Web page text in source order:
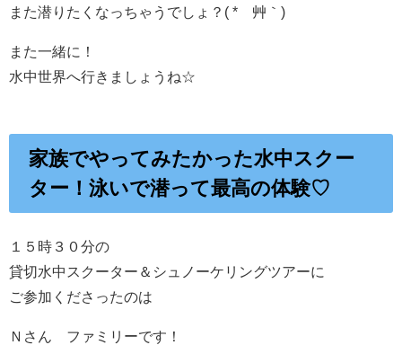
また潜りたくなっちゃうでしょ？( *´艸｀)
また一緒に！
水中世界へ行きましょうね☆
家族でやってみたかった水中スクー
ター！泳いで潜って最高の体験♡
１５時３０分の
貸切水中スクーター＆シュノーケリングツアーに
ご参加くださったのは
Ｎさん ファミリーです！